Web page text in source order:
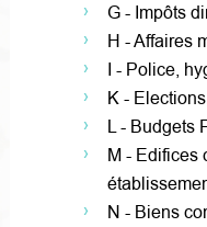
G - Impôts
H - Affaires
I - Police,
K -
L - Budgets
M - Edifices
N - Biens